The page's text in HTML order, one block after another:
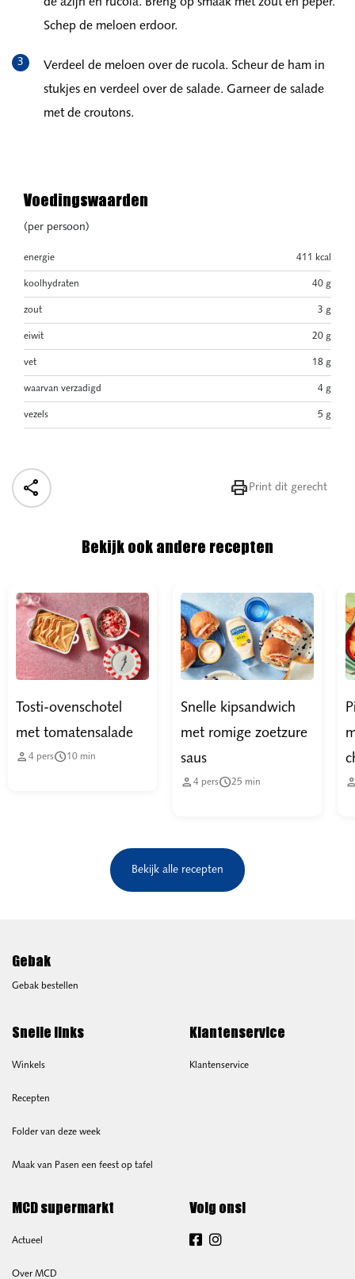
Schep de meloen erdoor.
Verdeel de meloen over de rucola. Scheur de ham in
stukjes en verdeel over de salade. Garneer de salade
met de croutons.
Voedingswaarden
(per persoon)
energie 411 kcal
koolhydraten 40 g
zout 3 g
eiwit 20 g
vet 18 g
waarvan verzadigd 4 g
vezels 5 g
  Print dit gerecht
Bekijk ook andere recepten
Tosti-ovenschotel
met tomatensalade
 4 pers10 min
Snelle kipsandwich
met romige zoetzure
saus
 4 pers25 min
Bekijk alle recepten
Gebak
Gebak bestellen
Snelle links
Winkels
Recepten
Folder van deze week
Maak van Pasen een feest op tafel
Klantenservice
Klantenservice
MCD supermarkt
Actueel
Over MCD
Volg ons!
Facebook